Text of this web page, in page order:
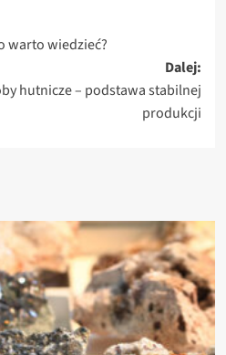
warto wiedzieć?
Dalej:
hutnicze – podstawa stabilnej
produkcji